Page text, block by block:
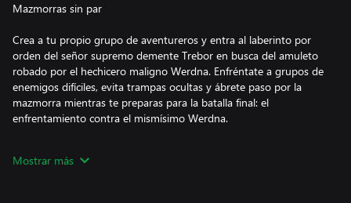
Mazmorras sin par
Crea a tu propio grupo de aventureros y entra al laberinto por
orden del señor supremo demente Trebor en busca del amuleto
robado por el hechicero maligno Werdna. Enfréntate a grupos de
enemigos difíciles, evita trampas ocultas y ábrete paso por la
mazmorra mientras te preparas para la batalla final: el
enfrentamiento contra el mismísimo Werdna.
Mostrar más